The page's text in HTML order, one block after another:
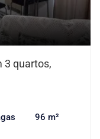
3 quartos,
96 m²